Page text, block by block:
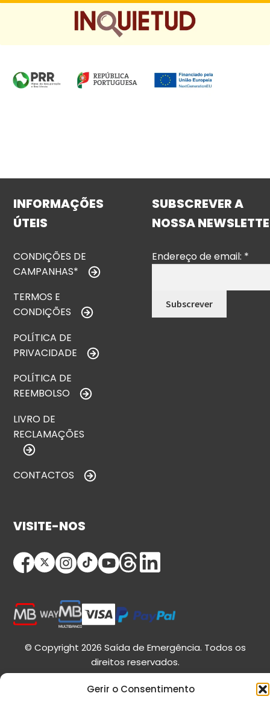
Gerir o Consentimento
INFORMAÇÕES
ÚTEIS
CONDIÇÕES DE
CAMPANHAS*
TERMOS E
CONDIÇÕES
POLÍTICA DE
PRIVACIDADE
POLÍTICA DE
REEMBOLSO
LIVRO DE
RECLAMAÇÕES
CONTACTOS
SUBSCREVER A
NOSSA
Endereço de email: *
VISITE-NOS
© Copyright 2026 Saída de Emergência. Todos os
direitos reservados.